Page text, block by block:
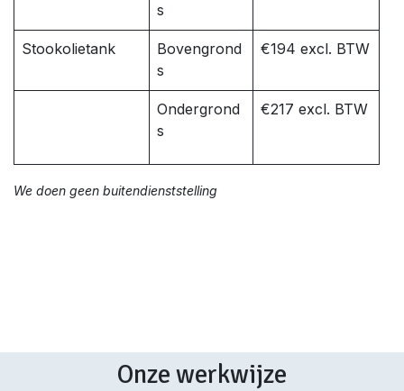
s
Stookolietank
Bovengrond
s
€194 excl. BTW
Ondergrond
s
€217 excl. BTW
We doen geen buitendienststelling
Onze werkwijze